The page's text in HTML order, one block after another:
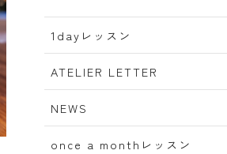
1dayレッスン
ATELIER LETTER
NEWS
once a monthレッスン